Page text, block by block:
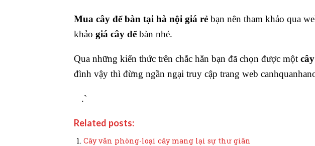
Mua cây để bàn tại hà nội giá rẻ bạn nên tham khảo qua
khảo giá cây đểbàn nhé.
Qua những kiến thức trên chắc hẳn bạn đã chọn được một
đình vậy thì đừng ngần ngại truy cập trang web
.`
Related posts:
Cây văn phòng-loại cây mang lại sự thư giãn